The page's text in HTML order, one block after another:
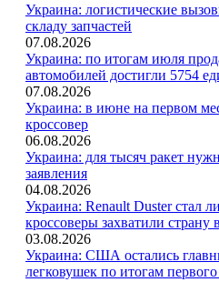
Украина: логистические
складу запчастей
07.08.2026
Украина: по итогам июля
автомобилей достигли 5754
07.08.2026
Украина: в июне на первом
кроссовер
06.08.2026
Украина: для тысяч ракет
заявления
04.08.2026
Украина: Renault Duster стал
кроссоверы захватили страну
03.08.2026
Украина: США остались
легковушек по итогам